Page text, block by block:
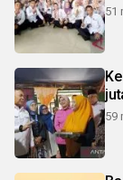
51
59